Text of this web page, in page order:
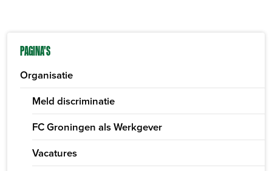
PAGINA'S
Organisatie
Meld discriminatie
FC Groningen als Werkgever
Vacatures